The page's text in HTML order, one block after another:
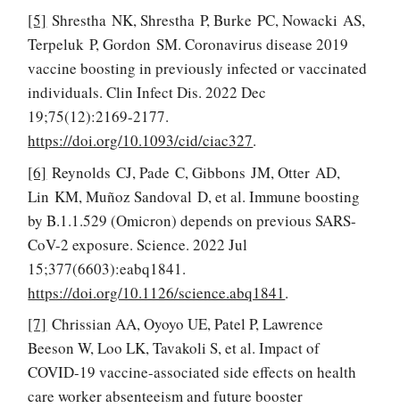
[5] Shrestha NK, Shrestha P, Burke PC, Nowacki AS,
Terpeluk P, Gordon SM. Coronavirus disease 2019
vaccine boosting in previously infected or vaccinated
individuals. Clin Infect Dis. 2022 Dec
19;75(12):2169-2177.
https://doi.org/10.1093/cid/ciac327.
[6] Reynolds CJ, Pade C, Gibbons JM, Otter AD,
Lin KM, Muñoz Sandoval D, et al. Immune boosting
by B.1.1.529 (Omicron) depends on previous SARS-
CoV-2 exposure. Science. 2022 Jul
15;377(6603):eabq1841.
https://doi.org/10.1126/science.abq1841.
[7] Chrissian AA, Oyoyo UE, Patel P, Lawrence
Beeson W, Loo LK, Tavakoli S, et al. Impact of
COVID-19 vaccine-associated side effects on health
care worker absenteeism and future booster